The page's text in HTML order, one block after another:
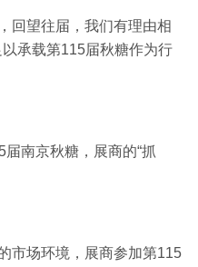
回望往届，我们有理由相
承载第115届秋糖作为行
南京秋糖，展商的“抓
市场环境，展商参加第115